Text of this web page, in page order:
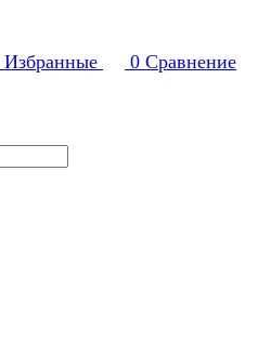
Избранные 0 Сравнение